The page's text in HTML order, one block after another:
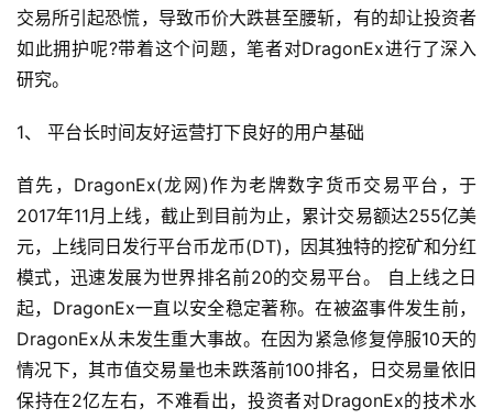
交易所引起恐慌，导致币价大跌甚至腰斩，有的却让投资者
如此拥护呢?带着这个问题，笔者对DragonEx进行了深入
研究。
1、 平台长时间友好运营打下良好的用户基础
首先，DragonEx(龙网)作为老牌数字货币交易平台，于
2017年11月上线，截止到目前为止，累计交易额达255亿美
元，上线同日发行平台币龙币(DT)，因其独特的挖矿和分红
模式，迅速发展为世界排名前20的交易平台。 自上线之日
起，DragonEx一直以安全稳定著称。在被盗事件发生前，
DragonEx从未发生重大事故。在因为紧急修复停服10天的
情况下，其市值交易量也未跌落前100排名，日交易量依旧
保持在2亿左右，不难看出，投资者对DragonEx的技术水